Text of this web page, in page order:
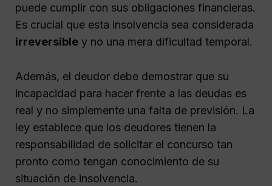
puede cumplir con sus obligaciones financieras.
Es crucial que esta insolvencia sea considerada
irreversible y no una mera dificultad temporal.
Además, el deudor debe demostrar que su
incapacidad para hacer frente a las deudas es
real y no simplemente una falta de previsión. La
ley establece que los deudores tienen la
responsabilidad de solicitar el concurso tan
pronto como tengan conocimiento de su
situación de insolvencia.